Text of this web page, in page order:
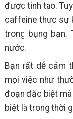
được tỉnh táo.
caffeine thực sự
trong bụng bạn.
nước.
Bạn rất dễ cảm
mọi việc như
đoạn đặc biệt
biệt là trong thời